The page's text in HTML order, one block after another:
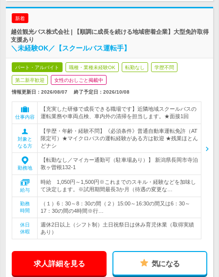
新着
越佐観光バス株式会社 | 【順調に成長を続ける地域密着企業】大型免許取得
支援あり
＼未経験OK／【スクールバス運転手】
パート・アルバイト 職種・業種未経験OK 転勤なし 学歴不問
第二新卒歓迎 女性のおしごと掲載中
情報更新日：2026/08/07 終了予定日： 2026/10/08
仕事内容
【充実した研修で成長できる職場です】近隣地域スクールバスの
運転業務や車両点検、車内外の清掃を担当します。★面接1回
対象と
なる方
【学歴・年齢・経験不問】《必須条件》普通自動車運転免許（AT
限定可）★マイクロバスの運転経験がある方は歓迎 ★残業ほとん
どナシ
勤務地
【転勤なし／マイカー通勤可（駐車場あり）】 新潟県長岡市寺泊
敦ヶ曽根132-1
給与
時給 1,050円～1,500円※これまでのスキル・経験などを加味し
て決定します。※試用期間最長3か月（待遇の変更な…
勤務
時間
（１）6：30～8：30の間（２）15:00～16:30の間又は6：30～
17：30の間の4時間※行…
休日
休暇
週休2日以上（シフト制）土日祝祭日は休み育児休業（取得実績
あり）
求人詳細を見る 気になる